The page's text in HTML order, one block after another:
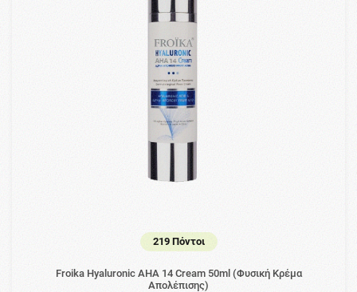
219 Πόντοι
Froika Hyaluronic AHA 14 Cream 50ml (Φυσική Κρέμα
Απολέπισης)